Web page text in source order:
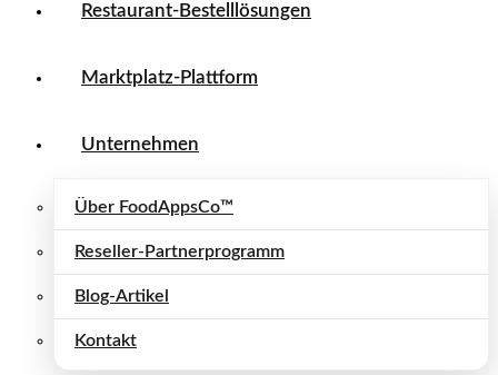
Restaurant-Bestelllösungen
Marktplatz-Plattform
Unternehmen
Über FoodAppsCo™
Reseller-Partnerprogramm
Blog-Artikel
Kontakt